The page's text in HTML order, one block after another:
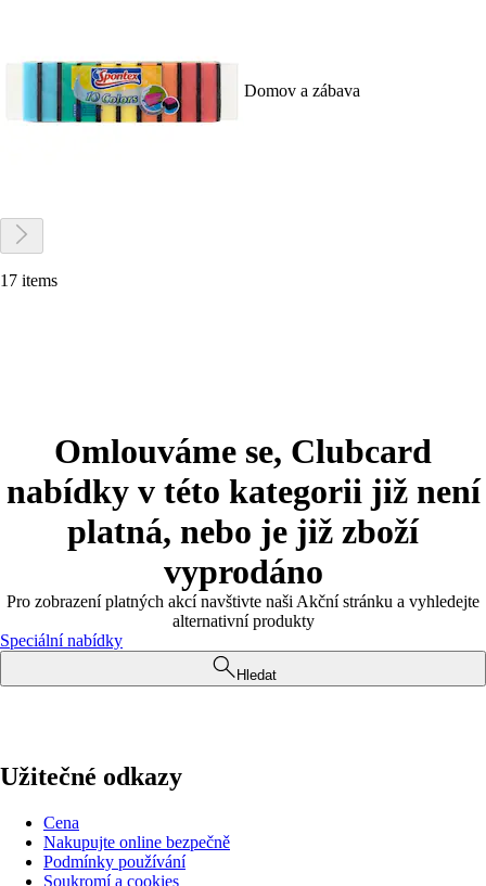
Domov a zábava
17 items
Omlouváme se, Clubcard
nabídky v této kategorii již není
platná, nebo je již zboží
vyprodáno
Pro zobrazení platných akcí navštivte naši Akční stránku a vyhledejte
alternativní produkty
Speciální nabídky
Hledat
Užitečné odkazy
Cena
Nakupujte online bezpečně
Podmínky používání
Soukromí a cookies